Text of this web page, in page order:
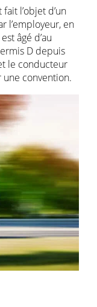
l’objet d’un
l’employeur, en
âgé d’au
D depuis
le conducteur
une convention.